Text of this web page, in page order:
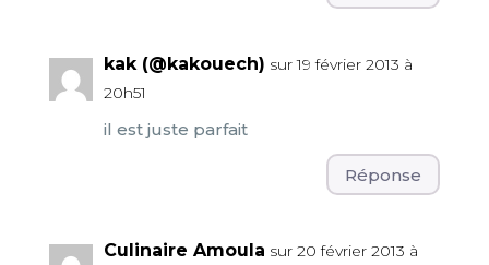
kak (@kakouech) sur 19 février 2013 à
20h51
il est juste parfait
Réponse
Culinaire Amoula sur 20 février 2013 à